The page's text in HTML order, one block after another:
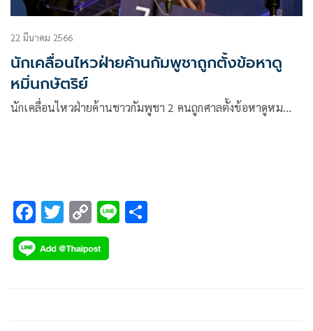
22 มีนาคม 2566
นักเคลื่อนไหวฝ่ายค้านกัมพูชาถูกตั้งข้อหาดู
หมิ่นกษัตริย์
นักเคลื่อนไหวฝ่ายค้านชาวกัมพูชา 2 คนถูกศาลตั้งข้อหาดูหม…
F
ac
e
T
wi
tt
C
o
p
Li